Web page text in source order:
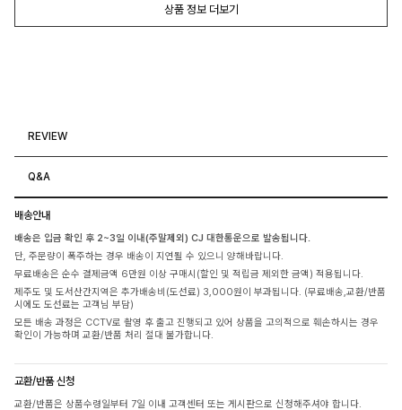
상품 정보 더보기
REVIEW
Q&A
배송안내
배송은 입금 확인 후 2~3일 이내(주말제외) CJ 대한통운으로 발송됩니다.
단, 주문량이 폭주하는 경우 배송이 지연될 수 있으니 양해바랍니다.
무료배송은 순수 결제금액 6만원 이상 구매시(할인 및 적립금 제외한 금액) 적용됩니다.
제주도 및 도서산간지역은 추가배송비(도선료) 3,000원이 부과됩니다. (무료배송,교환/반품
시에도 도선료는 고객님 부담)
모든 배송 과정은 CCTV로 촬영 후 출고 진행되고 있어 상품을 고의적으로 훼손하시는 경우
확인이 가능하며 교환/반품 처리 절대 불가합니다.
교환/반품 신청
교환/반품은 상품수령일부터 7일 이내 고객센터 또는 게시판으로 신청해주셔야 합니다.